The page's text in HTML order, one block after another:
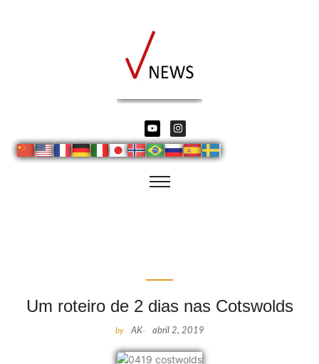
Um roteiro de 2 dias nas Cotswolds
by AK- abril 2, 2019